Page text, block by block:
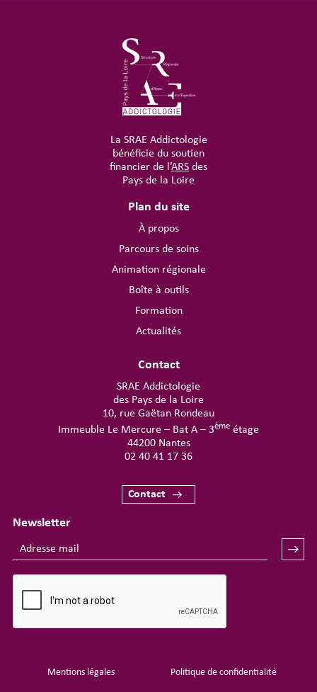
La SRAE Addictologie
bénéficie du soutien
financier de l’ARS des
Pays de la Loire
Plan du site
À propos
Parcours de soins
Animation régionale
Boîte à outils
Formation
Actualités
Contact
SRAE Addictologie
des Pays de la Loire
10, rue Gaëtan Rondeau
Immeuble Le Mercure – Bat A – 3ème étage
44200 Nantes
02 40 41 17 36
Contact
Newsletter
Mentions légales Politique de confidentialité